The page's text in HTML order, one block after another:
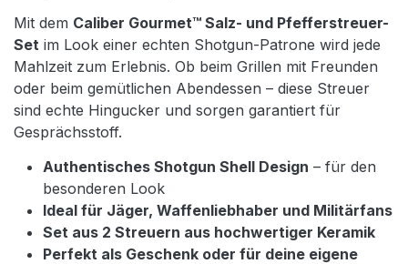
Mit dem Caliber Gourmet™ Salz- und Pfefferstreuer-
Set im Look einer echten Shotgun-Patrone wird jede
Mahlzeit zum Erlebnis. Ob beim Grillen mit Freunden
oder beim gemütlichen Abendessen – diese Streuer
sind echte Hingucker und sorgen garantiert für
Gesprächsstoff.
Authentisches Shotgun Shell Design – für den
besonderen Look
Ideal für Jäger, Waffenliebhaber und Militärfans
Set aus 2 Streuern aus hochwertiger Keramik
Perfekt als Geschenk oder für deine eigene